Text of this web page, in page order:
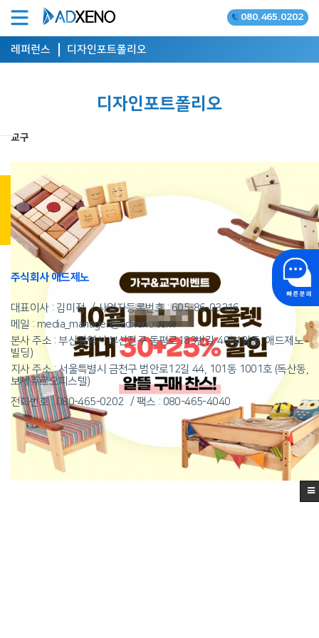
온라인광고 공식대행사 080.465.0202
레퍼런스 디자인포트폴리오
디자인포트폴리오
교구
주식회사 애드제노
대표이사 : 김미정 사업자등록번호 :605-86-03316
메일 : media_manager@adxeno.com
본사 주소 : 부산광역시 부산진구 동평로183번길 40(부암동, 애드제노
빌딩)
지사 주소 : 서울특별시 금천구 범안로12길 44, 101동 1001호 (독산동,
보세쥬르오피스텔)
전화번호 : 080-465-0202
팩스 : 080-465-4040